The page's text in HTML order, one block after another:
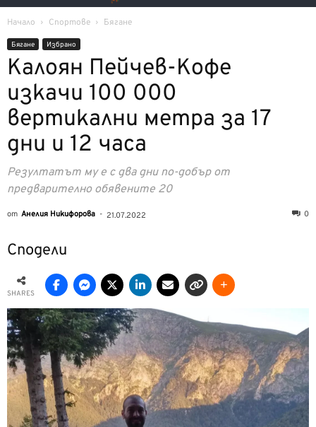
Начало Спортове Бягане
Бягане Избрано
Калоян Пейчев-Кофе
изкачи 100 000
вертикални метра за 17
дни и 12 часа
Резултатът му е с два дни по-добър от
предварително обявените 20
от Анелия Никифорова - 21.07.2022 0
Сподели
SHARES